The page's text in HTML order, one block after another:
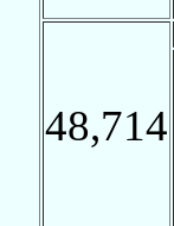
48,714